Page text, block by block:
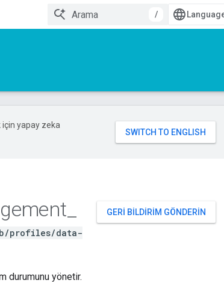
/
yapay zeka
GERI BILDIRIM GÖNDERIN
profiles/data-
durumunu yönetir.